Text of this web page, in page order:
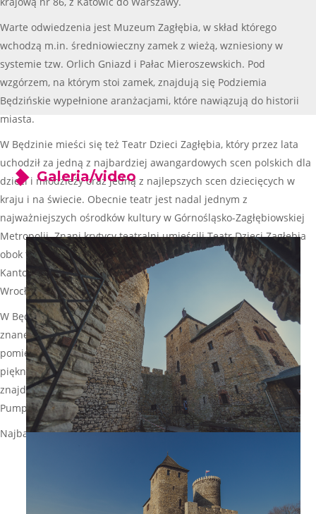
Warte odwiedzenia jest Muzeum Zagłębia, w skład którego
wchodzą m.in. średniowieczny zamek z wieżą, wzniesiony w
systemie tzw. Orlich Gniazd i Pałac Mieroszewskich. Pod
wzgórzem, na którym stoi zamek, znajdują się Podziemia
Będzińskie wypełnione aranżacjami, które nawiązują do historii
miasta.
W Będzinie mieści się też Teatr Dzieci Zagłębia, który przez lata
uchodził za jedną z najbardziej awangardowych scen polskich dla
dzieci i młodzieży oraz jedną z najlepszych scen dziecięcych w
kraju i na świecie. Obecnie teatr jest nadal jednym z
najważniejszych ośrodków kultury w Górnośląsko-Zagłębiowskiej
Metropolii. Znani krytycy teatralni umieścili Teatr Dzieci Zagłębia
obok takich zjawisk artystycznych, jak Teatr Cricot II Tadeusza
Kantora z Krakowa i Teatr Laboratorium Jerzego Grotowskiego z
Wrocławia.
W Będzinie ogromną popularnością cieszy się Góra Dorotka. To
znane w całym województwie śląskim wzgórze, wznoszące się
pomiędzy Będzinem i Sosnowcem, z zabytkowym kościołem i
pięknymi terenami, po których można spacerować. W mieście
znajduje się Strefa Aktywności Rodzinnej, Wodny Plac Zabaw,
Pumptruck, Skatepark oraz Strefa Psiej Aktywności.
Najbardziej charakterystycznym obiektem Będzina jest Zamek.
Galeria/video